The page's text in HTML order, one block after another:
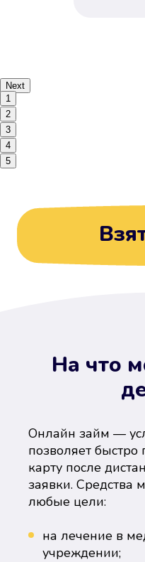
Next
1
2
3
4
5
На что
Онлайн займ —
позволяет быстро
карту после
заявки. Средства
любые цели:
на лечение в
учреждении;